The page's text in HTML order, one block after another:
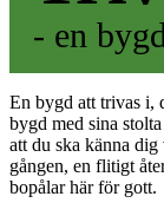
- en
En bygd att trivas i,
bygd med sina
att du ska känna
gången, en flitigt
bopålar här för gott.